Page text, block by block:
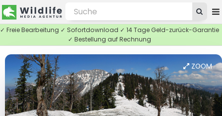
✓ Freie Bearbeitung ✓ Sofortdownload ✓ 14 Tage Geld-zurück-Garantie
✓ Bestellung auf Rechnung
ZOOM